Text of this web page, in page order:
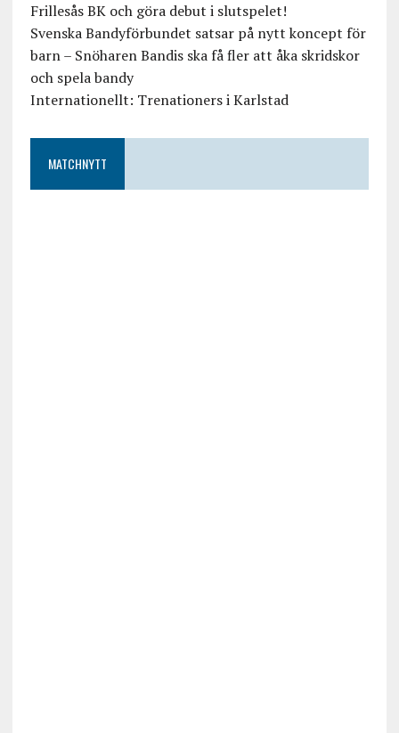
Frillesås BK och göra debut i slutspelet!
Svenska Bandyförbundet satsar på nytt koncept för
barn – Snöharen Bandis ska få fler att åka skridskor
och spela bandy
Internationellt: Trenationers i Karlstad
MATCHNYTT